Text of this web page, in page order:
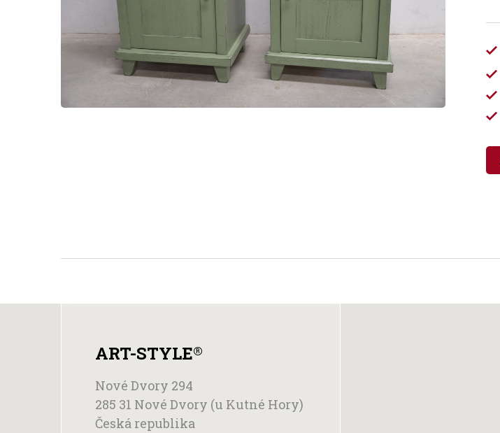
ART-STYLE®
Nové Dvory 294
285 31 Nové Dvory (u Kutné Hory)
Česká republika